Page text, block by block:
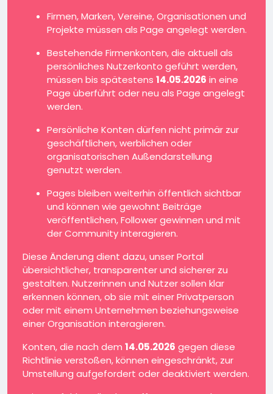
Firmen, Marken, Vereine, Organisationen und
Projekte müssen als Page angelegt werden.
Bestehende Firmenkonten, die aktuell als
persönliches Nutzerkonto geführt werden,
müssen bis spätestens 14.05.2026 in eine
Page überführt oder neu als Page angelegt
werden.
Persönliche Konten dürfen nicht primär zur
geschäftlichen, werblichen oder
organisatorischen Außendarstellung
genutzt werden.
Pages bleiben weiterhin öffentlich sichtbar
und können wie gewohnt Beiträge
veröffentlichen, Follower gewinnen und mit
der Community interagieren.
Diese Änderung dient dazu, unser Portal
übersichtlicher, transparenter und sicherer zu
gestalten. Nutzerinnen und Nutzer sollen klar
erkennen können, ob sie mit einer Privatperson
oder mit einem Unternehmen beziehungsweise
einer Organisation interagieren.
Konten, die nach dem 14.05.2026 gegen diese
Richtlinie verstoßen, können eingeschränkt, zur
Umstellung aufgefordert oder deaktiviert werden.